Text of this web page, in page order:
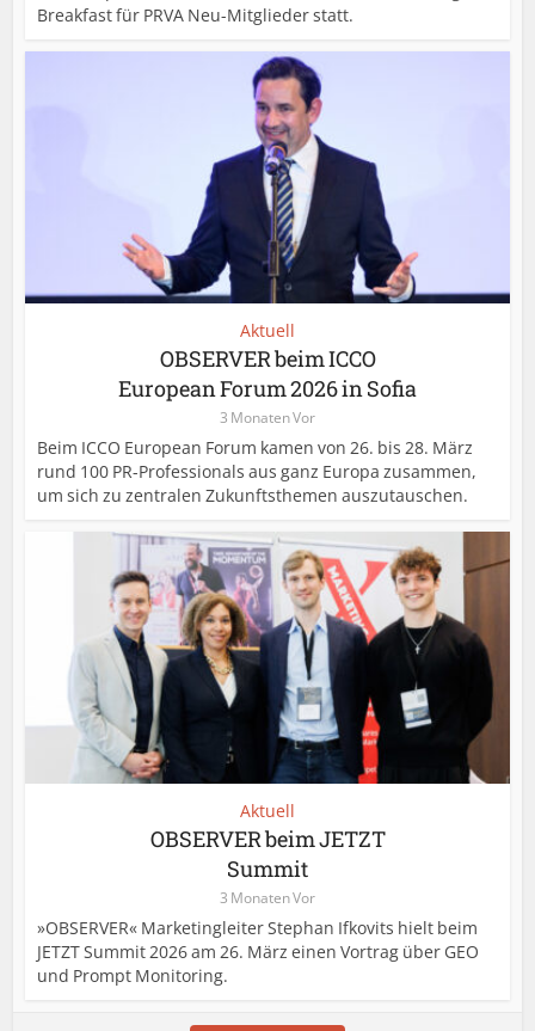
Breakfast für PRVA Neu-Mitglieder statt.
Aktuell
OBSERVER beim ICCO
European Forum 2026 in Sofia
3 Monaten Vor
Beim ICCO European Forum kamen von 26. bis 28. März
rund 100 PR-Professionals aus ganz Europa zusammen,
um sich zu zentralen Zukunftsthemen auszutauschen.
Aktuell
OBSERVER beim JETZT
Summit
3 Monaten Vor
»OBSERVER« Marketingleiter Stephan Ifkovits hielt beim
JETZT Summit 2026 am 26. März einen Vortrag über GEO
und Prompt Monitoring.